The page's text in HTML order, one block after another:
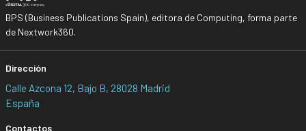
BPS (Business Publications Spain), editora de Computing, forma parte
de Nextwork360.
Dirección
Calle Azcona 12, Bajo B, 28028 Madrid
España
Contactos